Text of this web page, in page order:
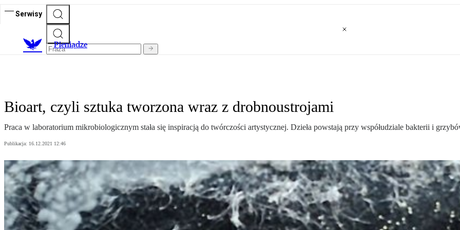
Serwisy
Pieniądze
Bioart, czyli sztuka tworzona wraz z drobnoustrojami
Praca w laboratorium mikrobiologicznym stała się inspiracją do twórczości artystycznej. Dzieła powstają przy współudziale bakterii i
Publikacja: 16.12.2021 12:46